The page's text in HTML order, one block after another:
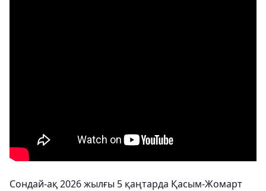
Сондай-ақ 2026 жылғы 5 қаңтарда Қасым-Жомарт